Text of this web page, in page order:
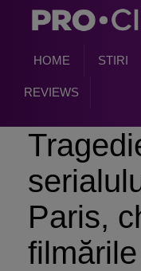
HOME STIRI
REVIEWS
Paris,
film